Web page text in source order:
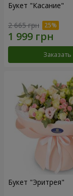
Букет "Касание"
2 665 грн
Заказать
Букет "Эритрея"